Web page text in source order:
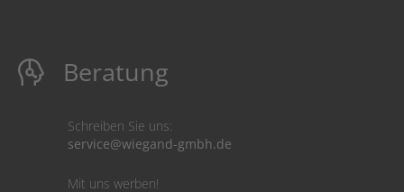
Beratung
Schreiben Sie uns:
service@wiegand-gmbh.de
Mit uns werben!